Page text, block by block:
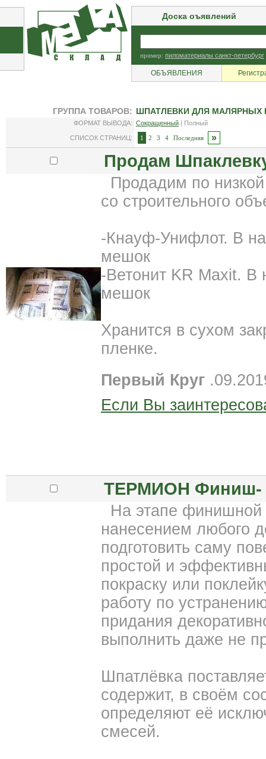
Доска оъявлений
пример: пиломатериалы санкт-петербург
ОБЪЯВЛЕНИЯ
ГРУППА ТОВАРОВ: ШПАТЛЕВКИ ДЛЯ МАЛЯРНЫХ
ФОРМАТ ВЫВОДА: Сокращенный | Полный
СПИСОК СТРАНИЦ: 1 2 3 4 Последняя »
Продам
Продадим по
со строительного
-Кнауф-Унифлот. В
мешок
-Ветонит KR Maxit. В
мешок
Хранится в сухом
пленке.
Первый Круг
Если Вы
ТЕРМИОН Финиш-
На этапе финишной
нанесением любого
подготовить саму
простой и
покраску или
работу по
придания
выполнить даже не
Шпатлёвка
содержит, в своём
определяют её
смесей.